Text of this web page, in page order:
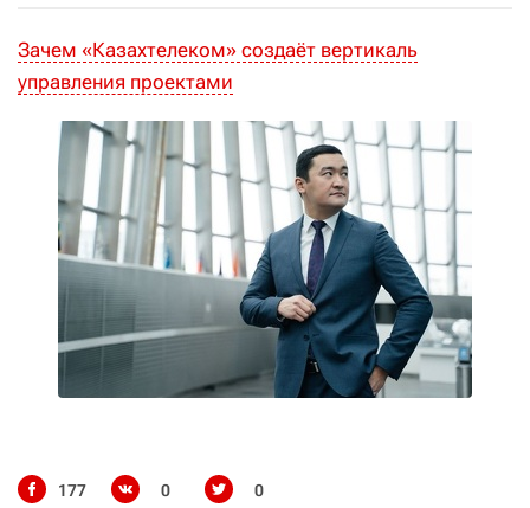
Зачем «Казахтелеком» создаёт вертикаль
управления проектами
177 0 0